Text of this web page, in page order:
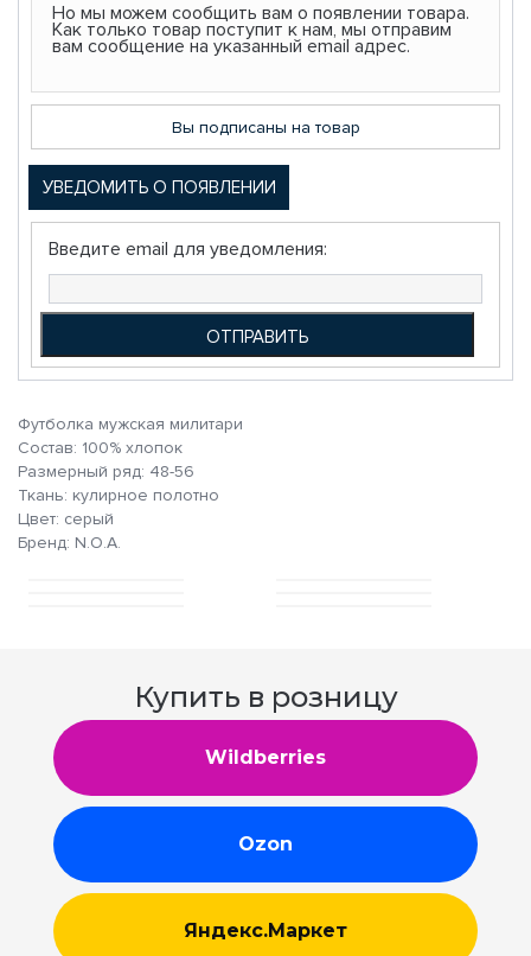
Но мы можем сообщить вам о появлении товара.
Как только товар поступит к нам, мы отправим
вам сообщение на указанный email адрес.
Вы подписаны на товар
УВЕДОМИТЬ О ПОЯВЛЕНИИ
Введите email для уведомления:
Футболка мужская милитари
Состав: 100% хлопок
Размерный ряд: 48-56
Ткань: кулирное полотно
Цвет: серый
Бренд: N.O.A.
Купить в розницу
Wildberries
Ozon
Яндекс.Маркет